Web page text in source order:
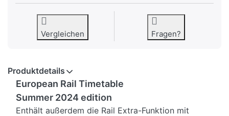
Vergleichen Fragen?
Produktdetails
European Rail Timetable
Summer 2024 edition
Enthält außerdem die Rail Extra-Funktion mit